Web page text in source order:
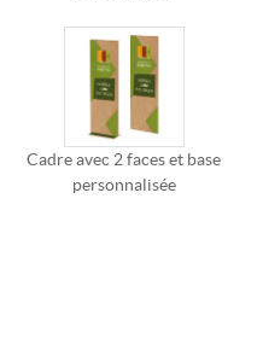
Cadre avec 2 faces et base
personnalisée